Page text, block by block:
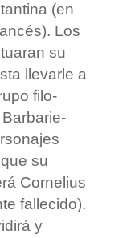
(en
Los
su
llevarle a
filo-
su
Cornelius
fallecido).
y